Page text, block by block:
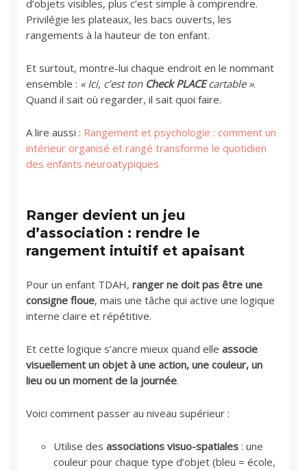
d’objets visibles, plus c’est simple à comprendre.
Privilégie les plateaux, les bacs ouverts, les
rangements à la hauteur de ton enfant.
Et surtout, montre-lui chaque endroit en le nommant
ensemble : « Ici, c’est ton Check PLACEcartable ».
Quand il sait où regarder, il sait quoi faire.
A lire aussi : Rangement et psychologie : comment un
intérieur organisé et rangé transforme le quotidien
des enfants neuroatypiques
Ranger devient un jeu
d’association : rendre le
rangement intuitif et apaisant
Pour un enfant TDAH,ranger ne doit pas être une
consigne floue, mais une tâche qui active une logique
interne claire et répétitive.
Et cette logique s’ancre mieux quand elleassocie
visuellement un objet à une action, une couleur, un
lieu ou un moment de la journée.
Voici comment passer au niveau supérieur :
Utilise desassociations visuo-spatiales : une
couleur pour chaque type d’objet (bleu = école,